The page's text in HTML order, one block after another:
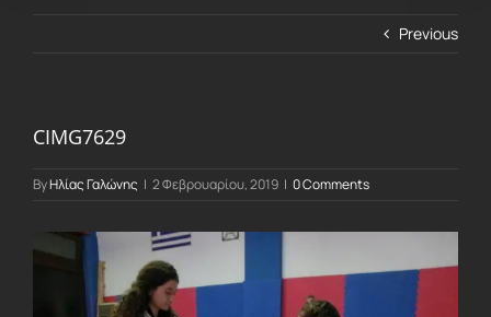
Previous
CIMG7629
ByΗλίας Γαλώνης | 2 Φεβρουαρίου, 2019 | 0 Comments